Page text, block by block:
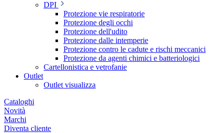
DPI
Protezione vie respiratorie
Protezione degli occhi
Protezione dell'udito
Protezione dalle intemperie
Protezione contro le cadute e rischi meccanici
Protezione da agenti chimici e batteriologici
Cartellonistica e vetrofanie
Outlet
Outlet visualizza
Cataloghi
Novità
Marchi
Diventa cliente